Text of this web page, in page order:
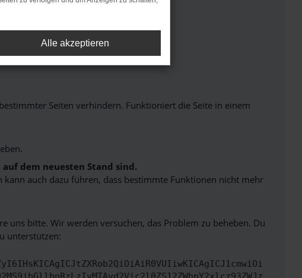
Seiten verhindern. Funktioniert die Seite in einem
dem neuesten Stand sind.
auch dazu führen, dass bestimmte Funktionen nicht mehr
uns bitte. Wir werden versuchen, das Problem zu beheben. Du
unterstützen:
Alle akzeptieren